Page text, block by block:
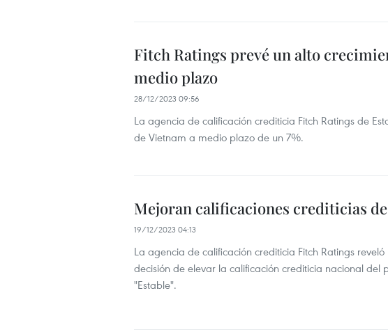
Fitch Ratings prevé un alto
medio plazo
28/12/2023 09:56
La agencia de calificación crediticia Fitch Ratings de
de Vietnam a medio plazo de un 7%.
Mejoran calificaciones crediticias
19/12/2023 04:13
La agencia de calificación crediticia Fitch Ratings
decisión de elevar la calificación crediticia nacional
"Estable".